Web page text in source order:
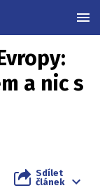
a nic s
Sdílet
článek